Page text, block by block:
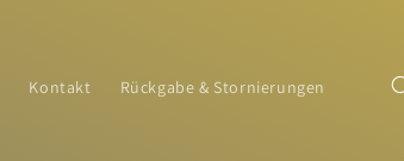
Kontakt Rückgabe & Stornierungen